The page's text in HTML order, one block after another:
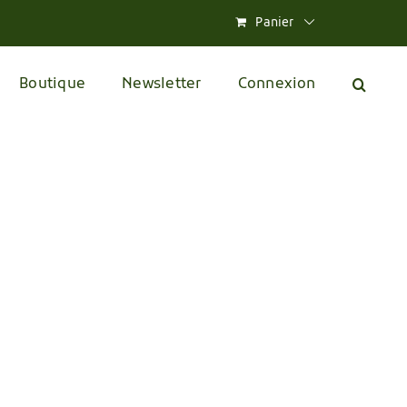
Panier
Boutique Newsletter Connexion